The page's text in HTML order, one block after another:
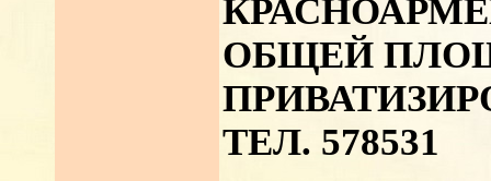
ОБЩЕЙ
ТЕЛ. 578531